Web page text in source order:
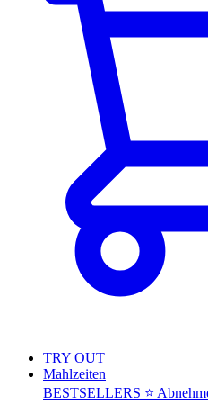
TRY OUT
Mahlzeiten
BESTSELLERS ⭐